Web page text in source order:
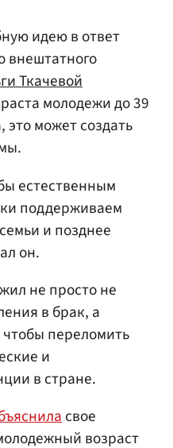
идею в ответ
внештатного
Ткачевой
молодежи до 39
может создать
естественным
поддерживаем
и позднее
он.
не просто не
в брак, а
переломить
и
в стране.
свое
возраст